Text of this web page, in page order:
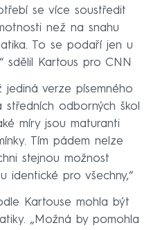
se více soustředit
než na snahu
To se podaří jen u
sdělil Kartous pro CNN
verze písemného
středních odborných škol
míry jsou maturanti
Tím pádem nelze
stejnou možnost
identické pro všechny,“
Kartouse mohla být
„Možná by pomohla